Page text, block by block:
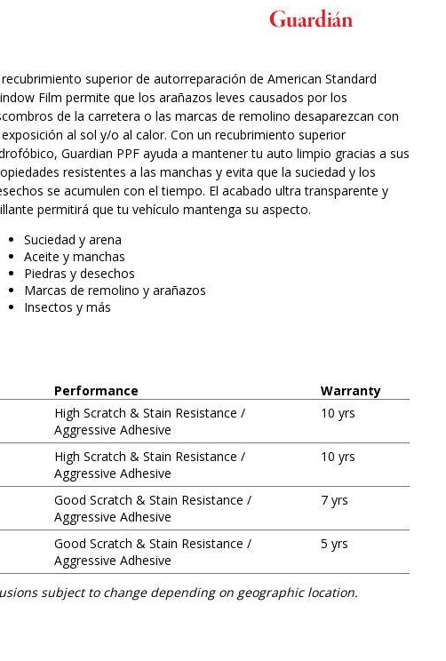
recubrimiento superior de autorreparación de American Standard
Film permite que los arañazos leves causados por los
de la carretera o las marcas de remolino desaparezcan con
al sol y/o al calor. Con un recubrimiento superior
Guardian PPF ayuda a mantener tu auto limpio gracias a sus
resistentes a las manchas y evita que la suciedad y los
se acumulen con el tiempo. El acabado ultra transparente y
permitirá que tu vehículo mantenga su aspecto.
Suciedad y arena
Aceite y manchas
Piedras y desechos
Marcas de remolino y arañazos
Insectos y más
Performance
Warranty
High Scratch & Stain Resistance /
Aggressive Adhesive
10 yrs
High Scratch & Stain Resistance /
Aggressive Adhesive
10 yrs
Good Scratch & Stain Resistance /
Aggressive Adhesive
7 yrs
Good Scratch & Stain Resistance /
Aggressive Adhesive
5 yrs
subject to change depending on geographic location.